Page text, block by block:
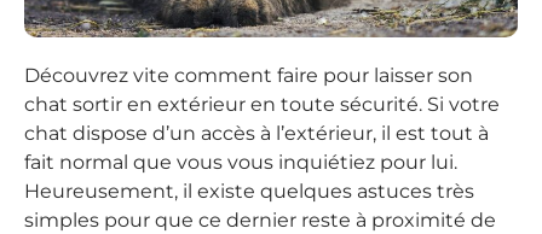
Découvrez vite comment faire pour laisser son
chat sortir en extérieur en toute sécurité. Si votre
chat dispose d’un accès à l’extérieur, il est tout à
fait normal que vous vous inquiétiez pour lui.
Heureusement, il existe quelques astuces très
simples pour que ce dernier reste à proximité de